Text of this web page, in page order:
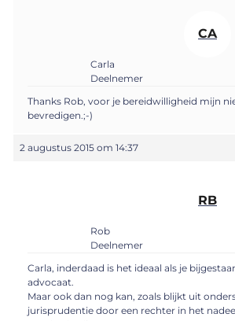
CA
Carla
Deelnemer
Thanks Rob, voor je bereidwilligheid mijn
bevredigen.;-)
2 augustus 2015 om 14:37
RB
Rob
Deelnemer
Carla, inderdaad is het ideaal als je
advocaat.
Maar ook dan nog kan, zoals blijkt uit
jurisprudentie door een rechter in het